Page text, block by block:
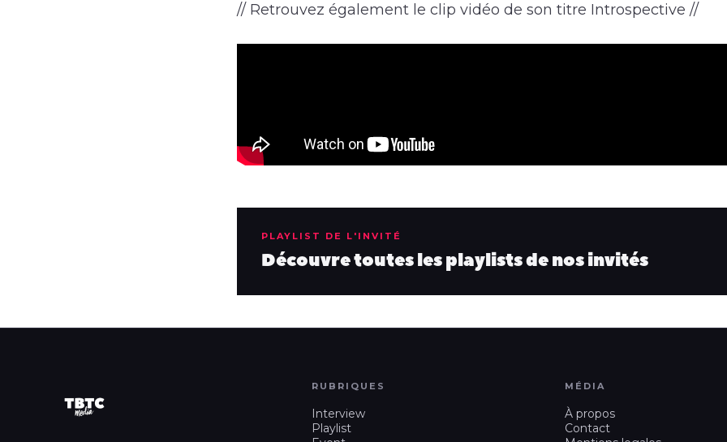
// Retrouvez également le clip vidéo de son titre Introspective //
PLAYLIST DE L'INVITÉ
Découvre toutes les playlists de nos invités
RUBRIQUES
Interview
Playlist
MÉDIA
À propos
Contact